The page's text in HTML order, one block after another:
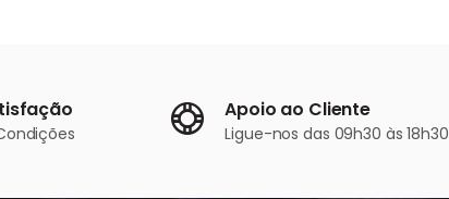
Apoio ao Cliente
Ligue-nos das 09h30 às 18h30